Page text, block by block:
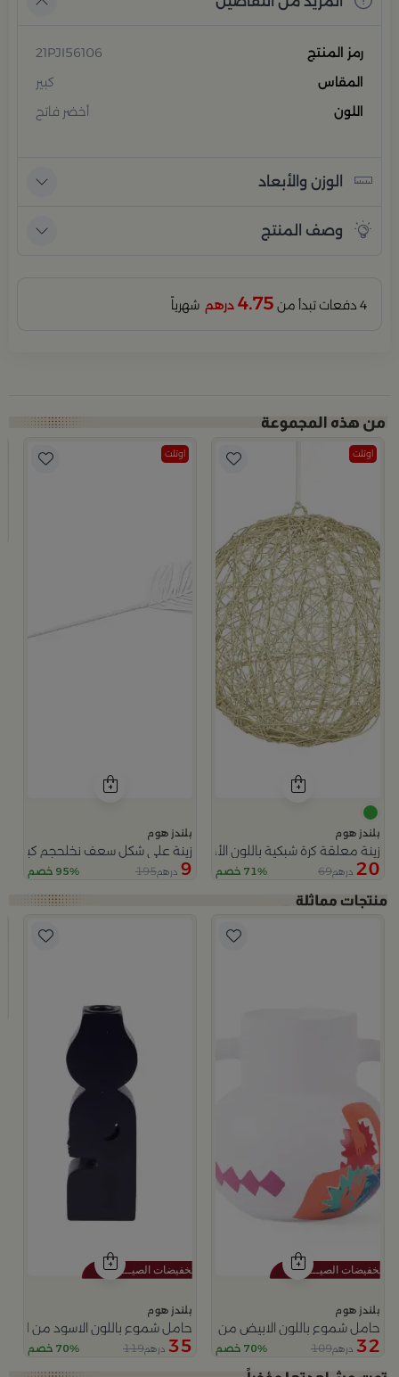
رمز المنتج
21PJI56106
المقاس
كبير
اللون
أخضر فاتح
الوزن والأبعاد
وصف المنتج
4 دفعات تبدأ من 4.75 درهم شهرياً
اوتلت
بلندز هوم
زينة معلقة كرة شبكية باللون الأخضر من أزهى
20 درهم69 71% خصم
اوتلت
بلندز هوم
زينة على شكل سعف نخلحجم كبير
9 درهم195 95% خصم
بلندز هوم
حامل شموع باللون الابيض من امارا
32 درهم109 70% خصم
بلندز هوم
حامل شموع باللون الاسود من ليورا
35 درهم119 70% خصم